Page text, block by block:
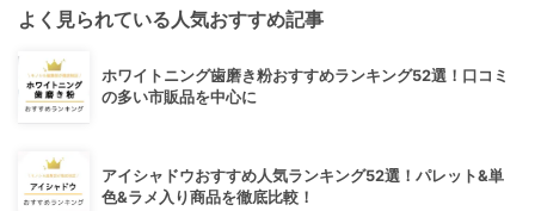
よく見られている人気おすすめ記事
ホワイトニング歯磨き粉おすすめランキング52選！口コミ
の多い市販品を中心に
アイシャドウおすすめ人気ランキング52選！パレット&単
色&ラメ入り商品を徹底比較！